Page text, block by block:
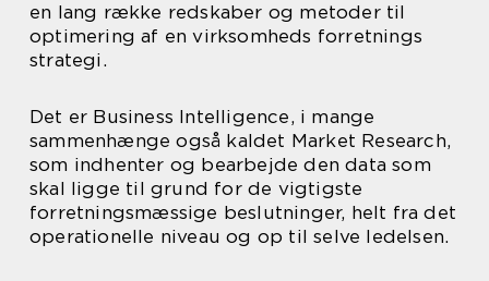
en lang række redskaber og metoder til
optimering af en virksomheds forretnings
strategi.
Det er Business Intelligence, i mange
sammenhænge også kaldet Market Research,
som indhenter og bearbejde den data som
skal ligge til grund for de vigtigste
forretningsmæssige beslutninger, helt fra det
operationelle niveau og op til selve ledelsen.